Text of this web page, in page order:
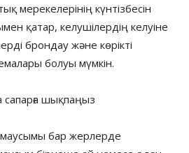
мерекелерінің күнтізбесін
қатар, келушілердің келуіне
брондау және көрікті
болуы мүмкін.
шықпаңыз
маусымы бар жерлерде